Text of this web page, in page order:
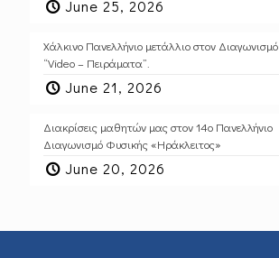
June 25, 2026
Χάλκινο Πανελλήνιο μετάλλιο στον Διαγωνισμό
“Video – Πειράματα”.
June 21, 2026
Διακρίσεις μαθητών μας στον 14ο Πανελλήνιο
Διαγωνισμό Φυσικής «Ηράκλειτος»
June 20, 2026